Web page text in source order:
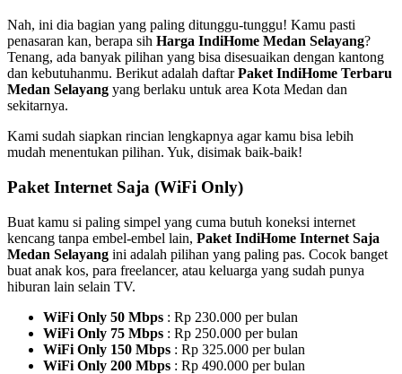
Nah, ini dia bagian yang paling ditunggu-tunggu! Kamu pasti
penasaran kan, berapa sih Harga IndiHome Medan Selayang?
Tenang, ada banyak pilihan yang bisa disesuaikan dengan kantong
dan kebutuhanmu. Berikut adalah daftarPaket IndiHome Terbaru
Medan Selayang yang berlaku untuk area Kota Medan dan
sekitarnya.
Kami sudah siapkan rincian lengkapnya agar kamu bisa lebih
mudah menentukan pilihan. Yuk, disimak baik-baik!
Paket Internet Saja (WiFi Only)
Buat kamu si paling simpel yang cuma butuh koneksi internet
kencang tanpa embel-embel lain, Paket IndiHome Internet Saja
Medan Selayang ini adalah pilihan yang paling pas. Cocok banget
buat anak kos, para freelancer, atau keluarga yang sudah punya
hiburan lain selain TV.
WiFi Only 50 Mbps : Rp 230.000 per bulan
WiFi Only 75 Mbps : Rp 250.000 per bulan
WiFi Only 150 Mbps : Rp 325.000 per bulan
WiFi Only 200 Mbps : Rp 490.000 per bulan